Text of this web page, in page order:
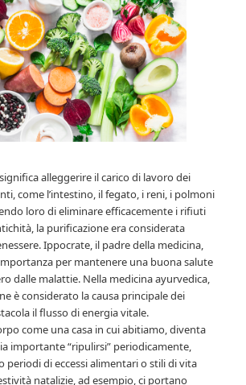
alleggerire il carico di lavoro dei
come l’intestino, il fegato, i reni, i polmoni
loro di eliminare efficacemente i rifiuti
la purificazione era considerata
Ippocrate, il padre della medicina,
per mantenere una buona salute
dalle malattie. Nella medicina ayurvedica,
è considerato la causa principale dei
il flusso di energia vitale.
come una casa in cui abitiamo, diventa
importante “ripulirsi” periodicamente,
periodi di eccessi alimentari o stili di vita
natalizie, ad esempio, ci portano